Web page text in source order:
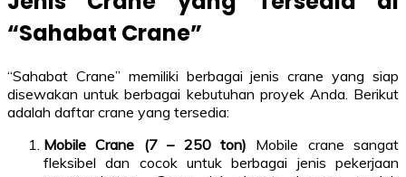
“Sahabat Crane”
“Sahabat Crane” memiliki berbagai jenis crane yang siap
disewakan untuk berbagai kebutuhan proyek Anda. Berikut
adalah daftar crane yang tersedia:
Mobile Crane (7 – 250 ton) Mobile crane sangat
fleksibel dan cocok untuk berbagai jenis pekerjaan